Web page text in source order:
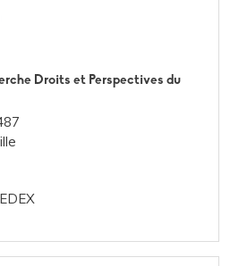
Droits et Perspectives du